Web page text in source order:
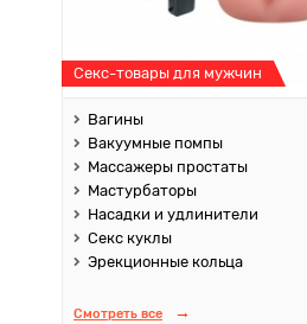
Секс-товары для мужчин
Вагины
Вакуумные помпы
Массажеры простаты
Мастурбаторы
Насадки и удлинители
Секс куклы
Эрекционные кольца
Смотреть все